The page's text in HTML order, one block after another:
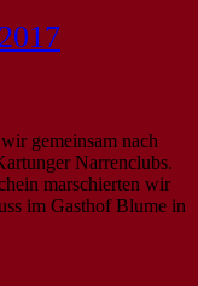
gemeinsam nach
Narrenclubs.
marschierten wir
im Gasthof Blume in